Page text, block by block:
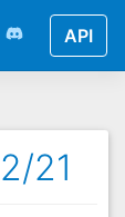
API
21